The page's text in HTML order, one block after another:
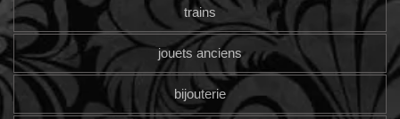
trains
jouets anciens
bijouterie